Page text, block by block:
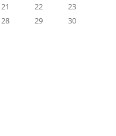
21 22
23
28 29
30